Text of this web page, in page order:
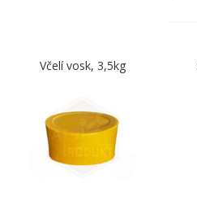
Včelí vosk, 3,5kg